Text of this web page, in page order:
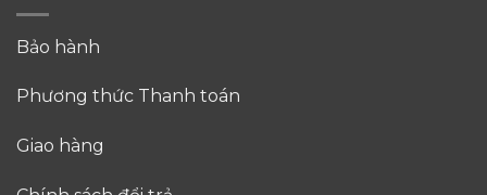
Bảo hành
Phương thức Thanh toán
Giao hàng